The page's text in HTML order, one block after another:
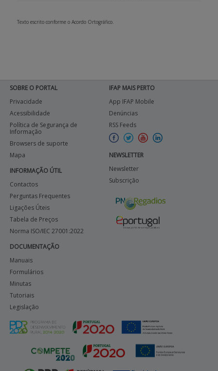
Texto escrito conforme o Acordo Ortográfico.
SOBRE O PORTAL
Privacidade
Acessibilidade
Política de Segurança de
Informação
Browsers de suporte
Mapa
INFORMAÇÃO ÚTIL
Contactos
Perguntas Frequentes
Ligações Úteis
Tabela de Preços
Norma ISO/IEC 27001:2022
DOCUMENTAÇÃO
Manuais
Formulários
Minutas
Tutoriais
Legislação
IFAP MAIS PERTO
App IFAP Mobile
Denúncias
RSS Feeds
NEWSLETTER
Newsletter
Subscrição